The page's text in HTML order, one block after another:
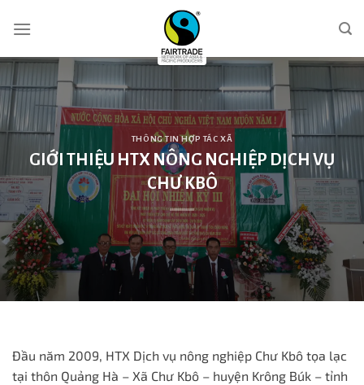
THÔNG TIN HỢP TÁC XÃ
GIỚI THIỆU HTX NÔNG NGHIỆP DỊCH VỤ
CHƯ KBÔ
Đầu năm 2009, HTX Dịch vụ nông nghiệp Chư Kbô tọa lạc
tại thôn Quảng Hà – Xã Chư Kbô – huyện Krông Búk – tỉnh